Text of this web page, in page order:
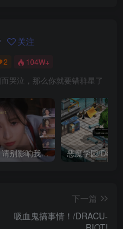
关注
2 104W+
哭泣，那么你就要错群星了
《美女，请别影响我成仙全球版》中文版
下一篇
吸血鬼搞事情！/DRACU-